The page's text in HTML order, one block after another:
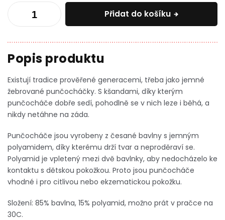
Přidat do košíku
Existují tradice prověřené generacemi, třeba jako jemné
žebrované punčocháčky. S kšandami, díky kterým
punčocháče dobře sedí, pohodlně se v nich leze i běhá, a
nikdy netáhne na záda.
Punčocháče jsou vyrobeny z česané bavlny s jemným
polyamidem, díky kterému drží tvar a neproděraví se.
Polyamid je vpletený mezi dvě bavlnky, aby nedocházelo ke
kontaktu s dětskou pokožkou. Proto jsou punčocháče
vhodné i pro citlivou nebo ekzematickou pokožku.
Složení: 85% bavlna, 15% polyamid, možno prát v pračce na
30C.